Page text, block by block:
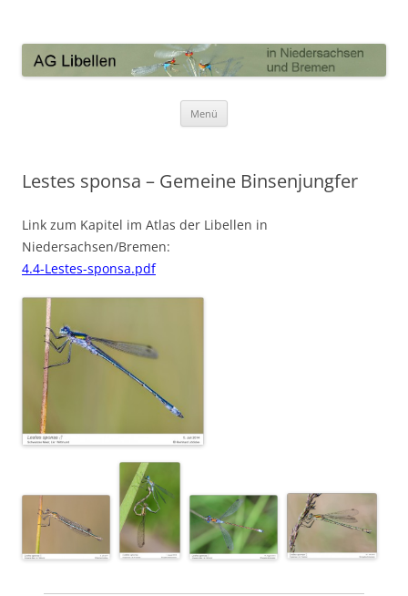
Bremen
Menü
Lestes sponsa – Gemeine Binsenjungfer
Link zum Kapitel im Atlas der Libellen in
Niedersachsen/Bremen:
4.4-Lestes-sponsa.pdf